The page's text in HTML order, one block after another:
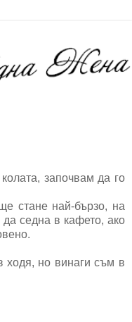
започвам да го
стане най-бързо, на
седна в кафето, ако
ходя, но винаги съм в